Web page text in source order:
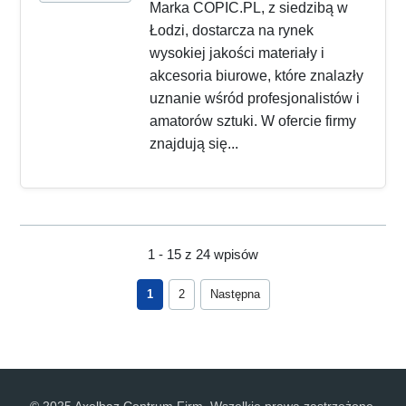
Marka COPIC.PL, z siedzibą w
Łodzi, dostarcza na rynek
wysokiej jakości materiały i
akcesoria biurowe, które znalazły
uznanie wśród profesjonalistów i
amatorów sztuki. W ofercie firmy
znajdują się...
1 - 15 z 24 wpisów
1 2 Następna